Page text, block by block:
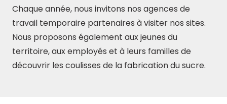
Chaque année, nous invitons nos agences de
travail temporaire partenaires à visiter nos sites.
Nous proposons également aux jeunes du
territoire, aux employés et à leurs familles de
découvrir les coulisses de la fabrication du sucre.